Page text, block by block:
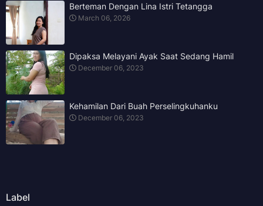
Berteman Dengan Lina Istri Tetangga
March 06, 2026
Dipaksa Melayani Ayak Saat Sedang Hamil
December 06, 2023
Kehamilan Dari Buah Perselingkuhanku
December 06, 2023
Label